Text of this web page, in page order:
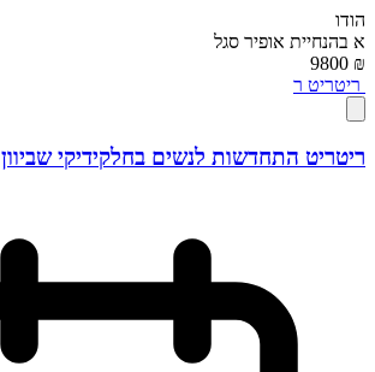
הודו
א בהנחיית אופיר סגל
₪ 9800
ריטריט ר
ריטריט התחדשות לנשים בחלקידיקי שביוון